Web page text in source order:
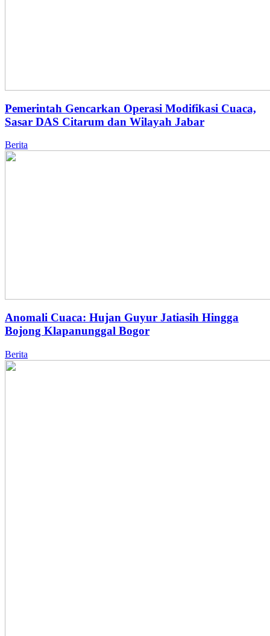
Pemerintah Gencarkan Operasi Modifikasi Cuaca,
Sasar DAS Citarum dan Wilayah Jabar
Berita
Anomali Cuaca: Hujan Guyur Jatiasih Hingga
Bojong Klapanunggal Bogor
Berita